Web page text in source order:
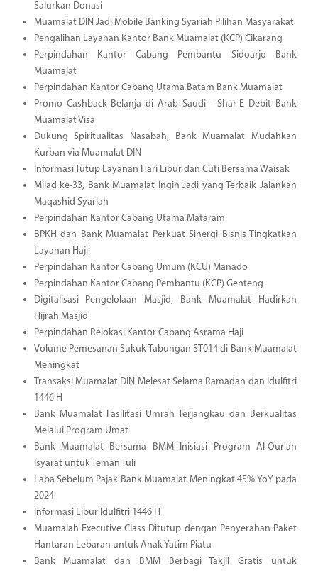
Salurkan Donasi
Muamalat DIN Jadi Mobile Banking Syariah Pilihan Masyarakat
Pengalihan Layanan Kantor Bank Muamalat (KCP) Cikarang
Perpindahan Kantor Cabang Pembantu Sidoarjo Bank
Muamalat
Perpindahan Kantor Cabang Utama Batam Bank Muamalat
Promo Cashback Belanja di Arab Saudi - Shar-E Debit Bank
Muamalat Visa
Dukung Spiritualitas Nasabah, Bank Muamalat Mudahkan
Kurban via Muamalat DIN
Informasi Tutup Layanan Hari Libur dan Cuti Bersama Waisak
Milad ke-33, Bank Muamalat Ingin Jadi yang Terbaik Jalankan
Maqashid Syariah
Perpindahan Kantor Cabang Utama Mataram
BPKH dan Bank Muamalat Perkuat Sinergi Bisnis Tingkatkan
Layanan Haji
Perpindahan Kantor Cabang Umum (KCU) Manado
Perpindahan Kantor Cabang Pembantu (KCP) Genteng
Digitalisasi Pengelolaan Masjid, Bank Muamalat Hadirkan
Hijrah Masjid
Perpindahan Relokasi Kantor Cabang Asrama Haji
Volume Pemesanan Sukuk Tabungan ST014 di Bank Muamalat
Meningkat
Transaksi Muamalat DIN Melesat Selama Ramadan dan Idulfitri
1446 H
Bank Muamalat Fasilitasi Umrah Terjangkau dan Berkualitas
Melalui Program Umat
Bank Muamalat Bersama BMM Inisiasi Program Al-Qur'an
Isyarat untuk Teman Tuli
Laba Sebelum Pajak Bank Muamalat Meningkat 45% YoY pada
2024
Informasi Libur Idulfitri 1446 H
Muamalah Executive Class Ditutup dengan Penyerahan Paket
Hantaran Lebaran untuk Anak Yatim Piatu
Bank Muamalat dan BMM Berbagi Takjil Gratis untuk